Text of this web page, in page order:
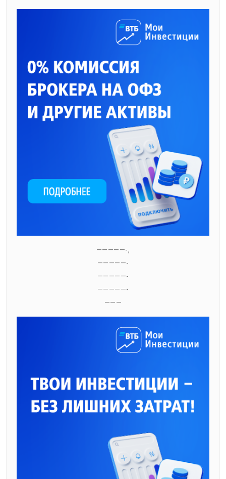
—————-,
—————-
—————-
—————-
———